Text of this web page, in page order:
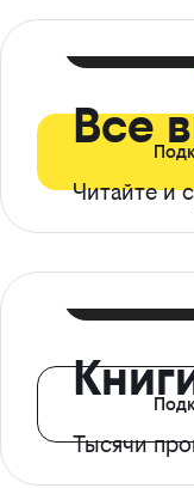
Все
Читайте и
Тысячи
с